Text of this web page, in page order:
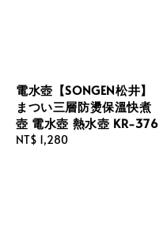
電水壺【SONGEN松井】
まつい三層防燙保溫快煮
壺 電水壺 熱水壺 KR-376
Regular
NT$ 1,280